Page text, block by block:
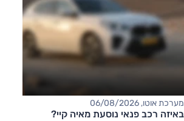
מערכת אוטו, 06/08/2026
באיזה רכב פנאי נוסעת מאיה קיי?